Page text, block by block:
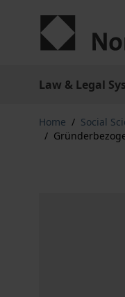
Law & Legal
Home / Social
/